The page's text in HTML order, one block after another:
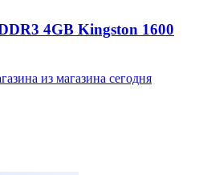
4GB Kingston 1600
из магазина сегодня